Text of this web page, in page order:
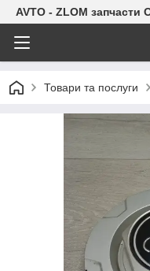
AVTO - ZLOM запчасти
Товари та послуги